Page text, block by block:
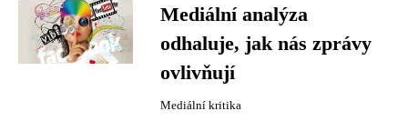
Mediální analýza
odhaluje, jak nás zprávy
ovlivňují
Mediální kritika